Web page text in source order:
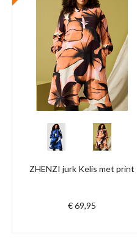
ZHENZI jurk Kelis met print
€ 69,95